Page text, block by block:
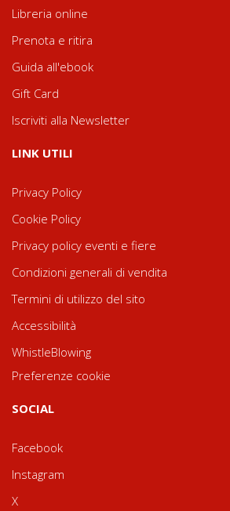
Libreria online
Prenota e ritira
Guida all'ebook
Gift Card
Iscriviti alla Newsletter
LINK UTILI
Privacy Policy
Cookie Policy
Privacy policy eventi e fiere
Condizioni generali di vendita
Termini di utilizzo del sito
Accessibilità
WhistleBlowing
Preferenze cookie
SOCIAL
Facebook
Instagram
X